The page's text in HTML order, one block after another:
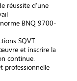
réussite d’une
BNQ 9700-
SQVT.
et inscrire la
continue.
professionnelle